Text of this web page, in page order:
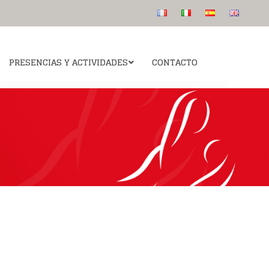
La intuición del fundador
Algunos rostros
Preguntas más frecuentes
Publicaciones
Audios
PRESENCIAS Y ACTIVIDADES
Colegio San Luis de los Franceses
Catequesis: Ven y Sígueme “Viens suis moi”
CONTACTO